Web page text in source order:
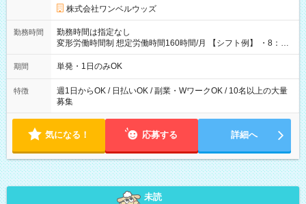
株式会社ワンベルウッズ
勤務時間
勤務時間は指定なし
変形労働時間制 想定労働時間160時間/月 【シフト例】 ・8：00
～21：00
期間 単発・1日のみOK
特徴
週1日からOK / 日払いOK / 副業・WワークOK / 10名以上の大量
募集
気になる！ 応募する 詳細へ
未読